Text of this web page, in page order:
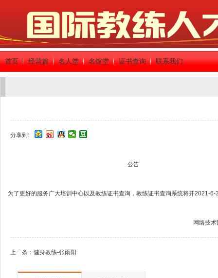
首页 经营篇 名人堂 名馆堂 证书查询 联系我们
分享到:
公告
为了更好的服务广大培训中心以及教练证书查询，教练证书查询系统将开2021-
网络技术
上一条： 健身教练-张雨阳